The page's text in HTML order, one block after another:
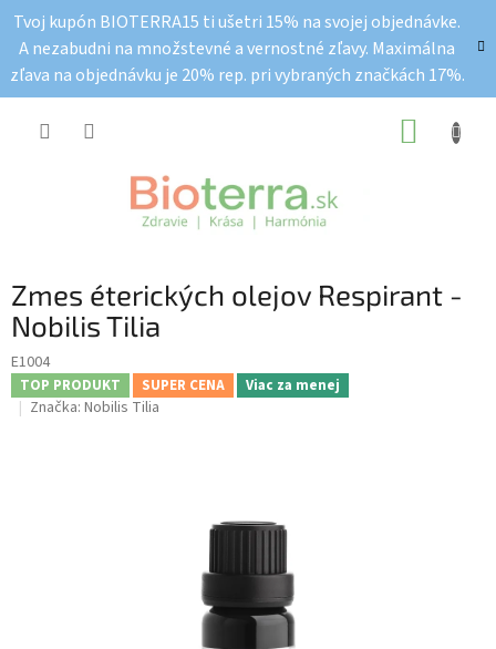
obsah
Tvoj kupón BIOTERRA15 ti ušetri 15% na svojej objednávke.
A nezabudni na množstevné a vernostné zľavy. Maximálna
zľava na objednávku je 20% rep. pri vybraných značkách 17%.
Zmes éterických olejov Respirant -
Nobilis Tilia
E1004
TOP PRODUKT SUPER CENA Viac za menej
Značka: Nobilis Tilia